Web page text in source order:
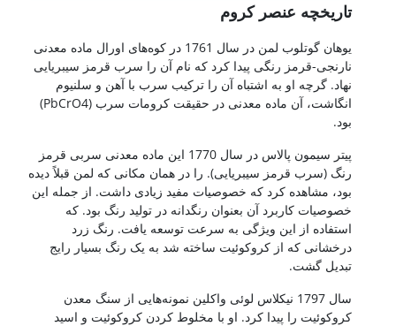
تاریخچه عنصر کروم
یوهان گوتلوب لمن در سال 1761 در کوه‌های اورال ماده معدنی
نارنجی-قرمز رنگی پیدا کرد که نام آن را سرب قرمز سیبریایی
نهاد. گرچه او به اشتباه آن را ترکیب سرب با آهن و سلنیوم
انگاشت، آن ماده معدنی در حقیقت کرومات سرب (PbCrO4)
بود.
پیتر سیمون پالاس در سال 1770 این ماده معدنی سربی قرمز
رنگ (سرب قرمز سیبریایی). را در همان مکانی که لمن قبلاً دیده
بود، مشاهده کرد که خصوصیات مفید زیادی داشت. از جمله این
خصوصیات کاربرد آن بعنوان رنگدانه در تولید رنگ بود. که
استفاده از این ویژگی به سرعت توسعه یافت. رنگ زرد
درخشانی که از کروکوئیت ساخته شد به یک رنگ بسیار رایج
تبدیل گشت.
سال 1797 نیکلاس لوئی واکلین نمونه‌هایی از سنگ معدن
کروکوئیت را پیدا کرد. او با مخلوط کردن کروکوئیت و اسید